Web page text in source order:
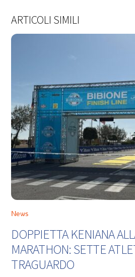
ARTICOLI SIMILI
News
DOPPIETTA KENIANA
MARATHON: SETTE
TRAGUARDO